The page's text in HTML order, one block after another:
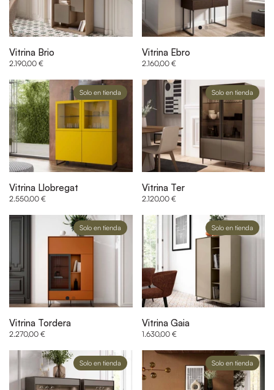
Vitrina Brio
2.190,00 €
Vitrina Ebro
2.160,00 €
Vitrina Llobregat
2.550,00 €
Solo en tienda
Vitrina Ter
2.120,00 €
Solo en tienda
Vitrina Tordera
2.270,00 €
Solo en tienda
Vitrina Gaia
1.630,00 €
Solo en tienda
Solo en tienda Solo en tienda